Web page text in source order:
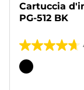
Cartuccia
PG-512 BK
4.7
su
Cartuccia